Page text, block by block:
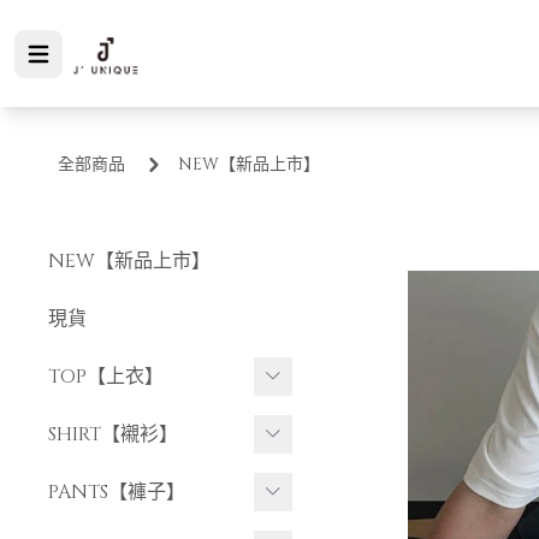
全部商品 NEW【新品上市】
NEW【新品上市】
現貨
TOP【上衣】
短袖上衣
長袖上衣
SHIRT【襯衫】
短袖襯衫
PANTS【褲子】